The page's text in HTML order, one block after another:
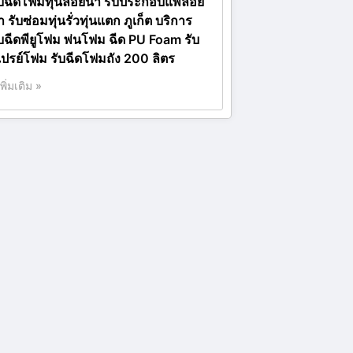
รับซ่อมทุ่นรั่วทุ่นแตก ภูเก็ต บริการ
ฉีดพียูโฟม พ่นโฟม ฉีด PU Foam รับ
ปรย์โฟม รับฉีดโฟมถัง 200 ลิตร
มเติม »